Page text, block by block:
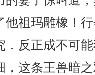
他祖玛雕橡！
．反正成不可
，这条王兽暗